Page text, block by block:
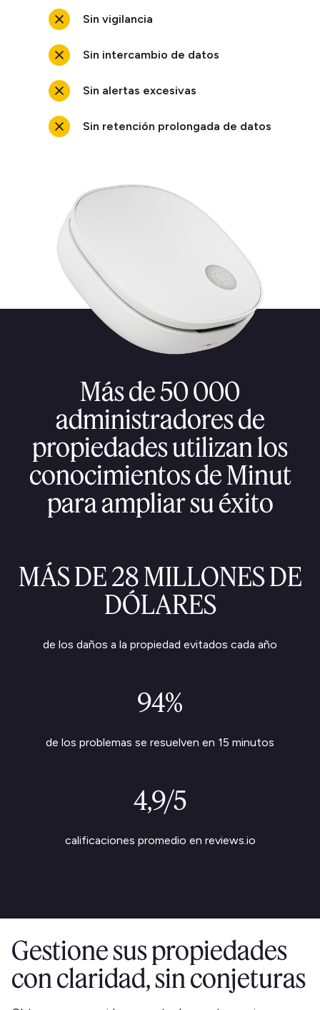
Sin vigilancia
Sin intercambio de datos
Sin alertas excesivas
Sin retención prolongada de datos
Más de 50 000
administradores de
propiedades utilizan los
conocimientos de Minut
para ampliar su éxito
MÁS DE 28 MILLONES DE
DÓLARES
de los daños a la propiedad evitados cada año
94%
de los problemas se resuelven en 15 minutos
4,9/5
calificaciones promedio en reviews.io
Gestione sus propiedades
con claridad, sin conjeturas